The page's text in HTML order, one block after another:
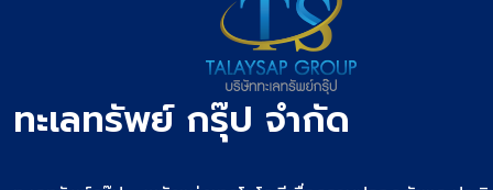
ทะเลทรัพย์ กรุ๊ป จำกัด